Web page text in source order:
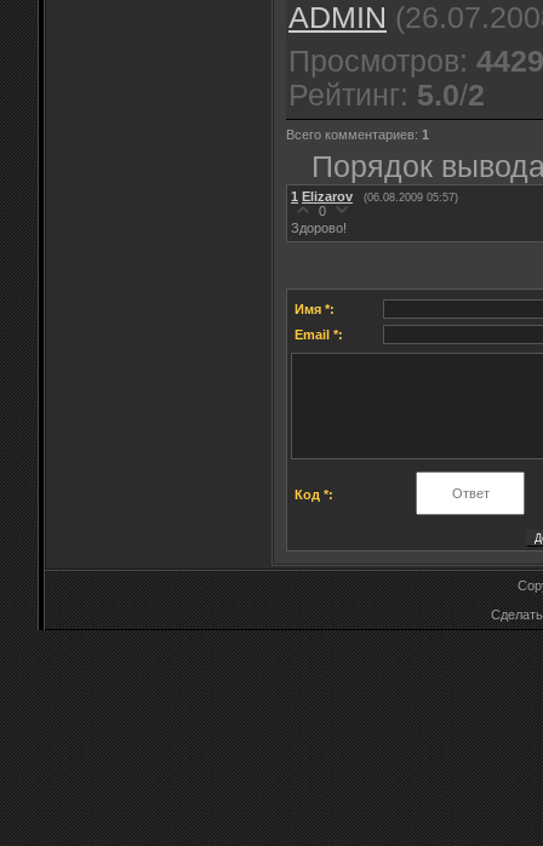
ADMIN
Просмотров: 4429
Рейтинг: 5.0/2
Всего комментариев: 1
Порядок
1 Elizarov (06.08.2009 05:57)
0
Здорово!
Имя *:
Email *:
Код *: